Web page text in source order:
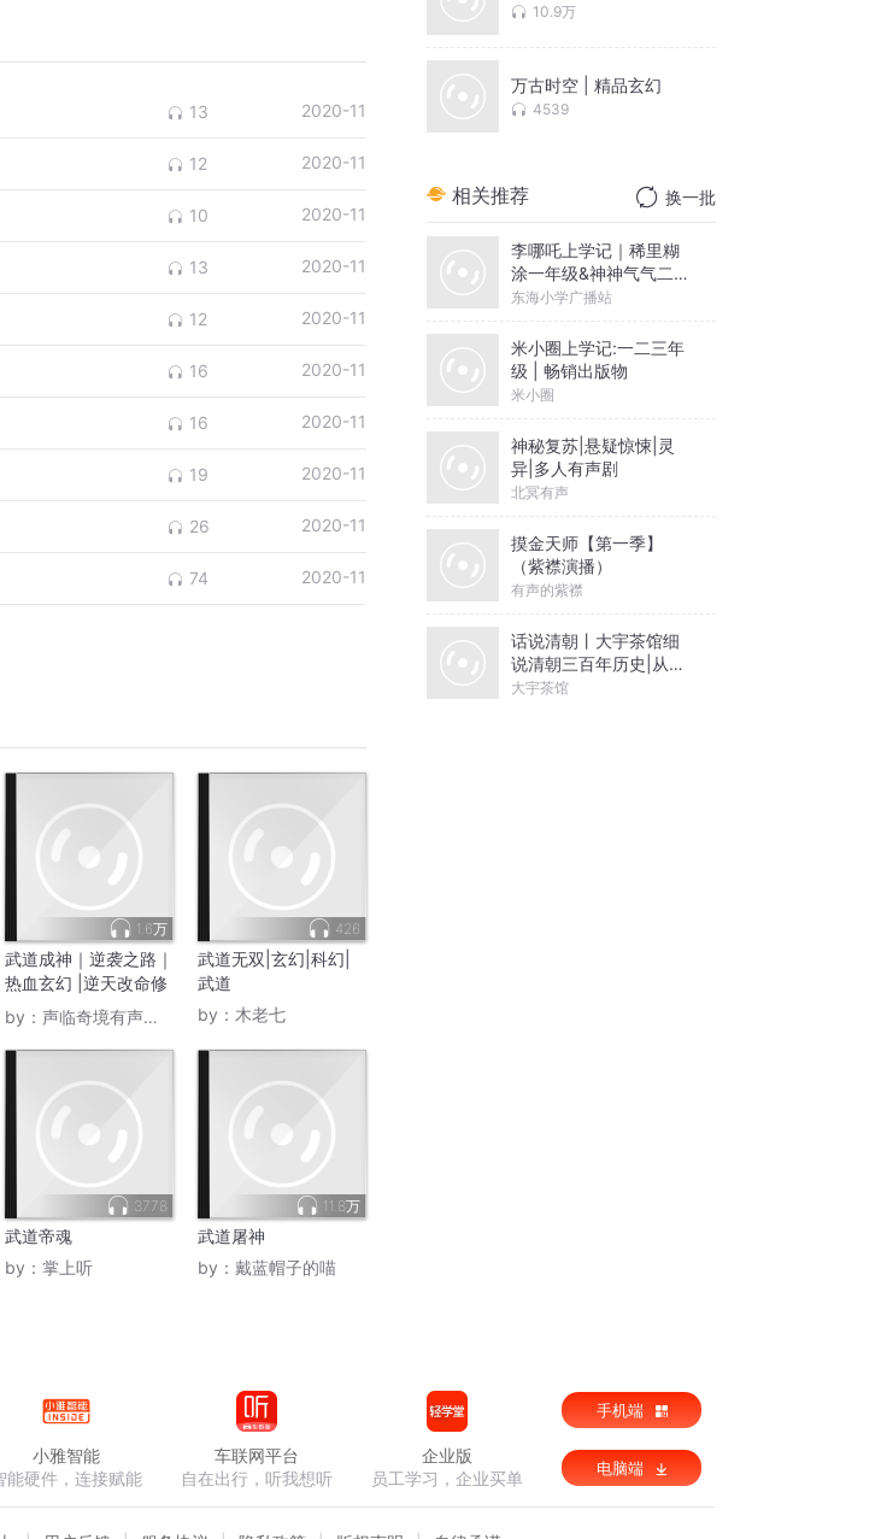
13 2020-11
12 2020-11
10 2020-11
13 2020-11
12 2020-11
16 2020-11
16 2020-11
19 2020-11
26 2020-11
74 2020-11
1.6万
武道成神｜逆袭之路｜
热血玄幻 |逆天改命修
真
by： 声临奇境有声工作室
426
武道无双|玄幻|科幻|
武道
by： 木老七
3778
武道帝魂
by： 掌上听
11.8万
武道屠神
by： 戴蓝帽子的喵
10.9万
万古时空 | 精品玄幻
4539
相关推荐 换一批
李哪吒上学记｜稀里糊
涂一年级&神神气气二年
级
东海小学广播站
米小圈上学记:一二三年
级 | 畅销出版物
米小圈
神秘复苏|悬疑惊悚|灵
异|多人有声剧
北冥有声
摸金天师【第一季】
（紫襟演播）
有声的紫襟
话说清朝丨大宇茶馆细
说清朝三百年历史|从努
尔哈赤到末代皇帝溥仪|
大宇茶馆
小雅智能
能硬件，连接赋能
车联网平台
自在出行，听我想听
企业版
员工学习，企业买单
手机端
电脑端